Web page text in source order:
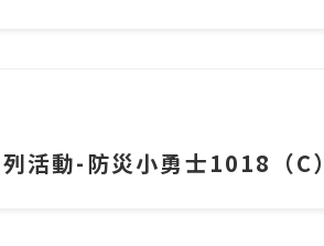
活動-防災小勇士1018（C）